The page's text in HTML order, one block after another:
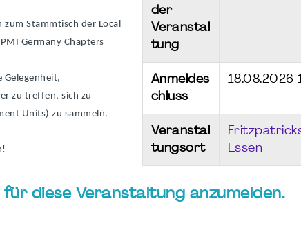
Stammtisch der Local
Germany Chapters
Gelegenheit,
zu treffen, sich zu
Units) zu sammeln.
der
Veranstal
tung
Anmeldes
chluss
18.08.2026
Veranstal
tungsort
Essen
diese Veranstaltung anzumelden.